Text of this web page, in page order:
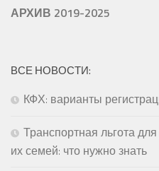
АРХИВ 2019-2025
ВСЕ НОВОСТИ:
КФХ: варианты
Транспортная льгота
их семей: что нужно знать